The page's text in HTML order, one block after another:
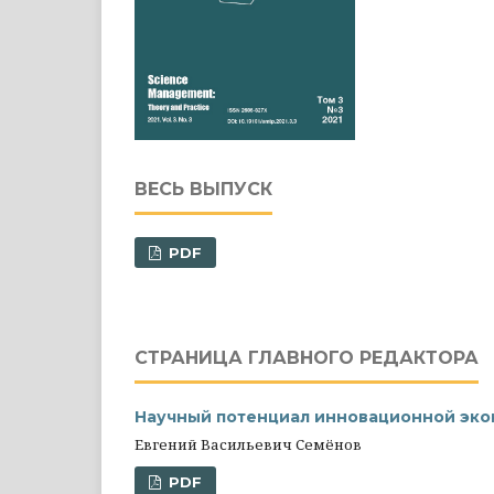
ВЕСЬ ВЫПУСК
PDF
СТРАНИЦА ГЛАВНОГО РЕДАКТОРА
Научный потенциал инновационной
Евгений Васильевич Семёнов
PDF